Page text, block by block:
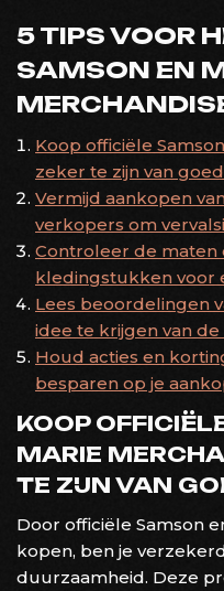
5 TIPS VOOR
SAMSON EN
Koop officiële
zeker te zijn van
Vermijd aankopen
verkopers om
Controleer de maten
kledingstukken voor
Lees beoordelingen
idee te krijgen van
Houd acties en
besparen op je
KOOP
MARIE
TE ZIJN VAN
Door officiële Samson
kopen, ben je
duurzaamheid. Deze